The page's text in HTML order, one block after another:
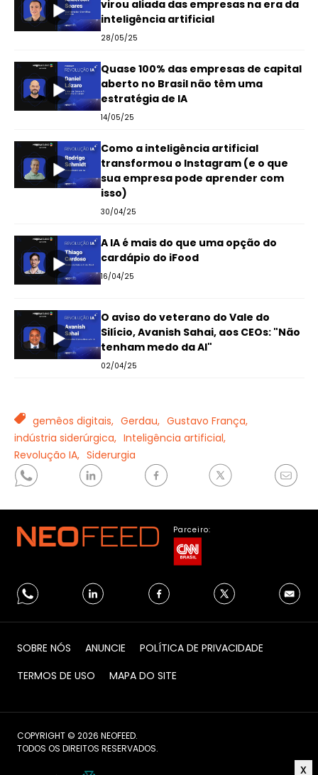
virou aliada das empresas na era da
inteligência artificial
28/05/25
Quase 100% das empresas de capital
aberto no Brasil não têm uma
estratégia de IA
14/05/25
Como a inteligência artificial
transformou o Instagram (e o que
sua empresa pode aprender com
isso)
30/04/25
A IA é mais do que uma opção do
cardápio do iFood
16/04/25
O aviso do veterano do Vale do
Silício, Avanish Sahai, aos CEOs: "Não
tenham medo da AI"
02/04/25
TAGSgemêos digitais, Gerdau, Gustavo França,
indústria siderúrgica, Inteligência artificial,
Revolução IA, Siderurgia
Parceiro:
SOBRE NÓS ANUNCIE
POLÍTICA DE PRIVACIDADE
TERMOS DE USO
MAPA DO SITE
COPYRIGHT © 2026 NEOFEED.
TODOS OS DIREITOS RESERVADOS.